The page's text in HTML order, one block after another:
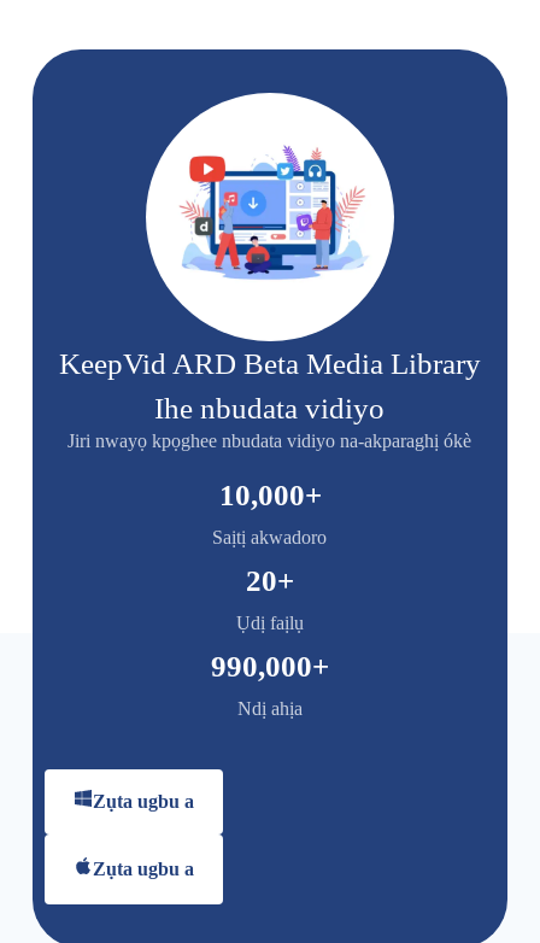
KeepVid ARD Beta Media Library
Ihe nbudata vidiyo
Jiri nwayọ kpọghee nbudata vidiyo na-akparaghị ókè
Saịtị akwadoro
10,000+
Ụdị faịlụ
20+
Ndị ahịa
990,000+
Zụta ugbu a
Zụta ugbu a